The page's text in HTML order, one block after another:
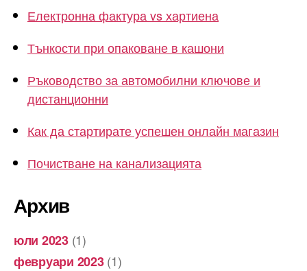
Електронна фактура vs хартиена
Тънкости при опаковане в кашони
Ръководство за автомобилни ключове и
дистанционни
Как да стартирате успешен онлайн магазин
Почистване на канализацията
Архив
юли 2023(1)
февруари 2023(1)